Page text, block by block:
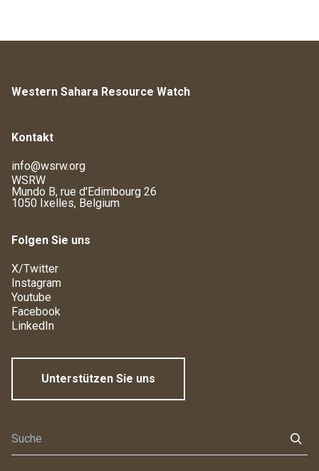
Western Sahara Resource Watch
Kontakt
info@wsrw.org
WSRW
Mundo B, rue d'Edimbourg 26
1050 Ixelles, Belgium
Folgen Sie uns
X/Twitter
Instagram
Youtube
Facebook
LinkedIn
Unterstützen Sie uns